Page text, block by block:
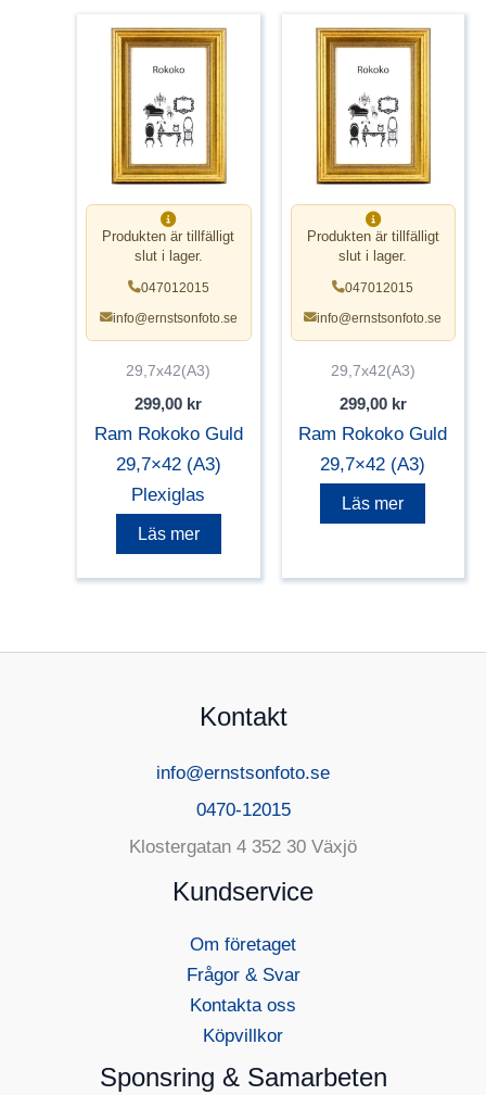
Produkten är tillfälligt
slut i lager.
047012015
info@ernstsonfoto.se
29,7x42(A3)
299,00 kr
Ram Rokoko Guld
29,7×42 (A3)
Plexiglas
Läs mer
Produkten är tillfälligt
slut i lager.
047012015
info@ernstsonfoto.se
29,7x42(A3)
299,00 kr
Ram Rokoko Guld
29,7×42 (A3)
Läs mer
Kontakt
info@ernstsonfoto.se
0470-12015
Klostergatan 4 352 30 Växjö
Kundservice
Om företaget
Frågor & Svar
Kontakta oss
Köpvillkor
Sponsring & Samarbeten